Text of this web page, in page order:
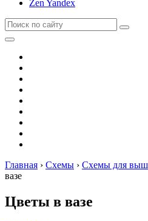
Zen Yandex
Главная › Схемы › Схемы для
вазе
Цветы в вазе